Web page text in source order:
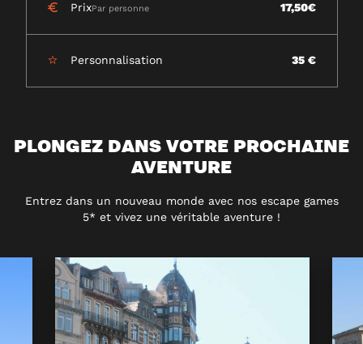
PrixPar personne 17,50€
Personnalisation 35 €
PLONGEZ DANS VOTRE PROCHAINE
AVENTURE
Entrez dans un nouveau monde avec nos escape games
5* et vivez une véritable aventure !